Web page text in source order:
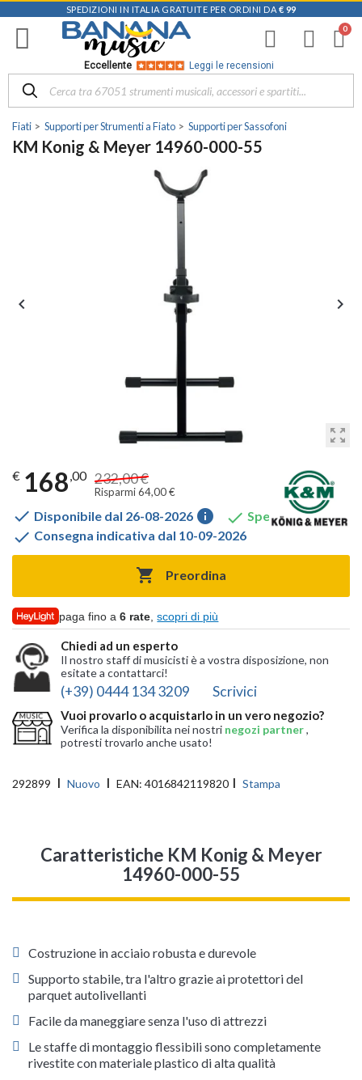
SPEDIZIONI IN ITALIA GRATUITE PER ORDINI DA € 99
Eccellente Leggi le recensioni
Fiati Supporti per Strumenti a Fiato Supporti per Sassofoni
KM Konig & Meyer 14960-000-55
zoom_out_map
 
€ 168,00 232,00 €
Risparmi 64,00 €
 Disponibile dal 26-08-2026 info  Spedito gratis
 Consegna indicativa dal 10-09-2026
 Preordina
paga fino a6 rate ,scopri di più
Chiedi ad un esperto
Il nostro staff di musicisti è a vostra disposizione, non
esitate a contattarci!
(+39) 0444 134 3209 Scrivici
Vuoi provarlo o acquistarlo in un vero negozio?
Verifica la disponibilita nei nostri negozi partner,
potresti trovarlo anche usato!
292899 Nuovo EAN: 4016842119820 Stampa
Caratteristiche KM Konig & Meyer
14960-000-55
Costruzione in acciaio robusta e durevole
Supporto stabile, tra l'altro grazie ai protettori del
parquet autolivellanti
Facile da maneggiare senza l'uso di attrezzi
Le staffe di montaggio flessibili sono completamente
rivestite con materiale plastico di alta qualità